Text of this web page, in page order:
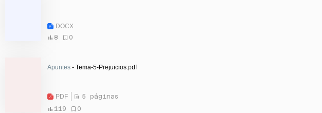
DOCX
8
0
Apuntes - Tema-5-Prejuicios.pdf
PDF
5 páginas
119
0